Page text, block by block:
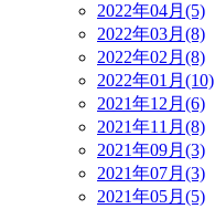
2022年04月(5)
2022年03月(8)
2022年02月(8)
2022年01月(10)
2021年12月(6)
2021年11月(8)
2021年09月(3)
2021年07月(3)
2021年05月(5)